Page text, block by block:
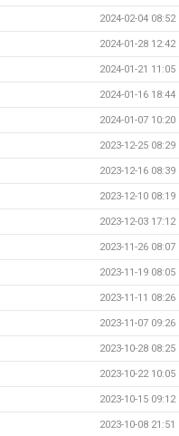
2024-02-04 08:52
2024-01-28 12:42
2024-01-21 11:05
2024-01-16 18:44
2024-01-07 10:20
2023-12-25 08:29
2023-12-16 08:39
2023-12-10 08:19
2023-12-03 17:12
2023-11-26 08:07
2023-11-19 08:05
2023-11-11 08:26
2023-11-07 09:26
2023-10-28 08:25
2023-10-22 10:05
2023-10-15 09:12
2023-10-08 21:51